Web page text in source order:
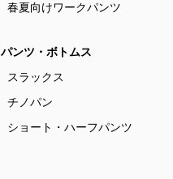
春夏向けワークパンツ
パンツ・ボトムス
スラックス
チノパン
ショート・ハーフパンツ